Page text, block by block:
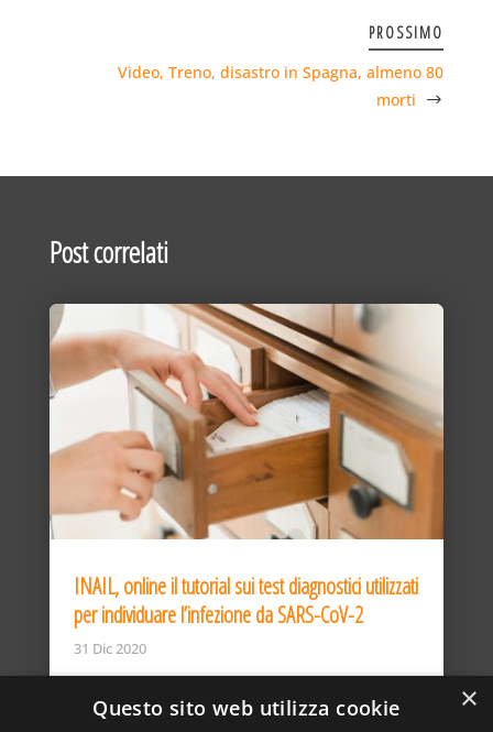
PROSSIMO
Video, Treno, disastro in Spagna, almeno 80
morti
Post correlati
INAIL, online il tutorial sui test diagnostici utilizzati
per individuare l’infezione da SARS-CoV-2
31 Dic 2020
×
Questo sito web utilizza cookie